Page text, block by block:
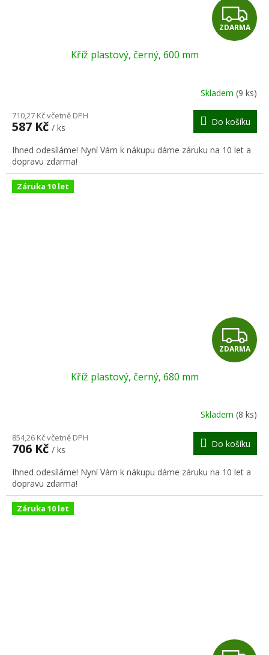
Z
D
R
M
A
ZDARMA
Kříž plastový, černý, 600 mm
Skladem (9 ks)
710,27 Kč včetně DPH
587 Kč / ks
Do košíku
Ihned odesíláme! Nyní Vám k nákupu dáme záruku na 10 let a
dopravu zdarma!
Záruka 10 let
Z
D
R
M
A
ZDARMA
Kříž plastový, černý, 680 mm
Skladem (8 ks)
854,26 Kč včetně DPH
706 Kč / ks
Do košíku
Ihned odesíláme! Nyní Vám k nákupu dáme záruku na 10 let a
dopravu zdarma!
Záruka 10 let